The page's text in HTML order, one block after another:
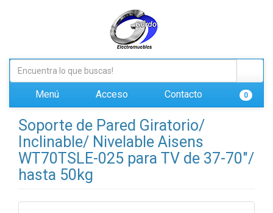
Menú Acceso Contacto 0
Soporte de Pared Giratorio/
Inclinable/ Nivelable Aisens
WT70TSLE-025 para TV de 37-70"/
hasta 50kg